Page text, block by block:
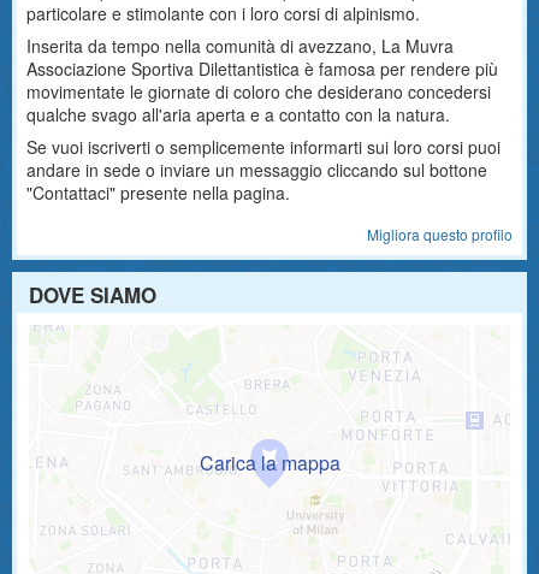
particolare e stimolante con i loro corsi di alpinismo.
Inserita da tempo nella comunità di avezzano, La Muvra
Associazione Sportiva Dilettantistica è famosa per rendere più
movimentate le giornate di coloro che desiderano concedersi
qualche svago all'aria aperta e a contatto con la natura.
Se vuoi iscriverti o semplicemente informarti sui loro corsi puoi
andare in sede o inviare un messaggio cliccando sul bottone
"Contattaci" presente nella pagina.
Migliora questo profilo
DOVE SIAMO